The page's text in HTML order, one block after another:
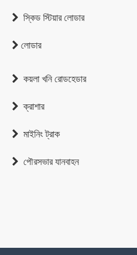
 স্কিড স্টিয়ার লোডার
 লোডার
 কয়লা খনি রোডহেডার
ক্রাশার
 মাইনিং ট্রাক
 পৌরসভার যানবাহন